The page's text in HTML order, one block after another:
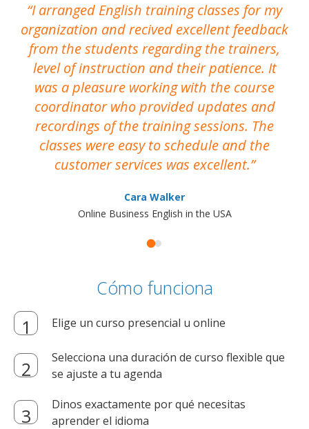
I arranged English training classes for my
organization and recived excellent feedback
from the students regarding the trainers,
level of instruction and their patience. It
was a pleasure working with the course
coordinator who provided updates and
recordings of the training sessions. The
classes were easy to schedule and the
customer services was excellent.
Cara Walker
Online Business English in the USA
Cómo funciona
Elige un curso presencial u online
Selecciona una duración de curso flexible que
se ajuste a tu agenda
Dinos exactamente por qué necesitas
aprender el idioma